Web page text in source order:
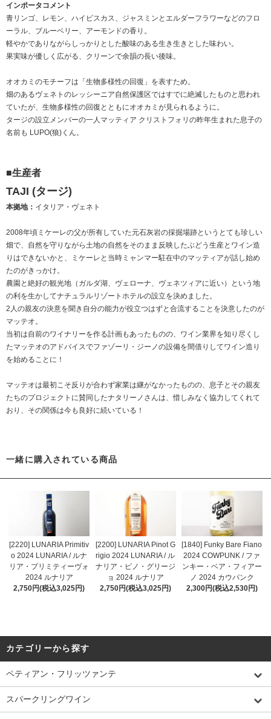
インポータコメント
青リンゴ、レモン、ハイビスカス、ジャスミンとエルダーフラワーなどのフロ
ーラル、ブルーベリー、アーモンドの香り。
軽やかでありながらしっかりとした酸味のある生き生きとした味わい。
果実味が優しく広がる、クリーンで余韻の長い後味。
オオカミのモチーフは「生物多様性の回復」を表すため。
畑のあるヴェネトのレッシーニア自然保護区ではすでに絶滅したものと思われ
ていたが、生物多様性の回復とともにオオカミが見られるように。
タージの設立メンバーの一人マッティア クリストフォリの昨年生まれた息子の
名前も LUPO(狼)くん。
■生産者
TAJI (タージ)
本拠地： イタリア・ヴェネト
2008年頃ミケーレの父が所有していた元石灰岩の採掘場跡というとても珍しい
畑で、自然を守りながら土地の自然をそのまま反映したぶどう生産とワイン造
りはできないかと、ミケーレと当時ミャンマー駐在中のマッティアが話し始め
たのがきっかけ。
農園と絶好の観光地（ガルダ湖、ヴェローナ、ヴェネツィアに近い）という地
の利を生かしてナチュラルリゾートホテルの設立を決めました。
2人の親友の決意を聞き自分の能力が役立つはずと合流することを決意したのが
マッテオ。
当初は自前のワイナリーを作る計画もあったものの、ワイン業界を知り尽くし
たマッテオのアドバイスでファゾーリ・ジーノの設備を間借りしてワイン造り
を始めることに！
マッテオは最初こそ反りが合わず家業は継がなかったものの、息子とその親友
たちのプロジェクトに賛同したナタリーノさんは、惜しみなく協力してくれて
おり、その関係は今も良好に続いている！
一緒に購入されている商品
[2220] LUNARIA Primitiv
o 2024 LUNARIA / ルナ
リア・プリミティーヴォ
2024 ルナリア
2,750円(税込3,025円)
[2200] LUNARIA Pinot G
rigio 2024 LUNARIA / ル
ナリア・ピノ・グリージ
ョ 2024 ルナリア
2,750円(税込3,025円)
[1840] Funky Bare Fiano
2024 COWPUNK / ファ
ンキー・ベア・フィアー
ノ 2024 カウパンク
2,300円(税込2,530円)
カテゴリーから探す
ペティアン・フリッツァンテ
スパークリングワイン